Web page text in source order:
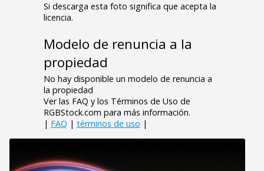
Si descarga esta foto significa que acepta la
licencia.
Modelo de renuncia a la
propiedad
No hay disponible un modelo de renuncia a
la propiedad
Ver las FAQ y los Términos de Uso de
RGBStock.com para más información.
| FAQ | términos de uso |